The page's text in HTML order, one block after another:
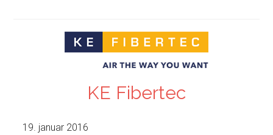
KE Fibertec
19. januar 2016